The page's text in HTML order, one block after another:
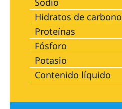
Sodio
Hidratos de carbono
Proteínas
Fósforo
Potasio
Contenido líquido